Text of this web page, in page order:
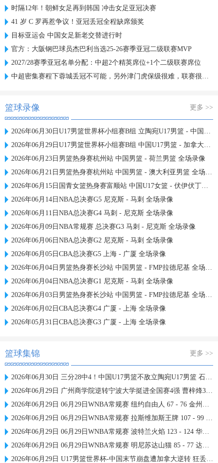
时隔12年！朝鲜女足再到韩国 冲击女足亚冠决赛
41 岁 C 罗再惹争议！亚冠丢冠全程缺席颁奖
目标亚运会 中国女足新老交替进行时
官方：大阪钢巴球员杰巴利当选25-26赛季亚冠二级联赛MVP
2027/28赛季亚冠名单分配：中超2个精英席位+1个二级联赛席位
中超密集赛程下蓉城丢冠不可能，另外津门虎保级很难，联赛很无聊
篮球录像 更多 >>
2026年06月30日U17男篮世界杯小组赛B组 立陶宛U17男篮 - 中国U17男篮 全场录像
2026年06月29日U17男篮世界杯小组赛B组 中国U17男篮 - 加拿大U17男篮 录像
2026年06月23日男篮热身赛杭州站 中国男篮 - 荷兰男篮 全场录像
2026年06月21日男篮热身赛杭州站 中国男篮 - 澳大利亚男篮 全场录像
2026年06月15日国青女篮热身赛富顺站 中国U17女篮 - 伏伊伏丁那女篮 全场录像
2026年06月14日NBA总决赛G5 尼克斯 - 马刺 全场录像
2026年06月11日NBA总决赛G4 马刺 - 尼克斯 全场录像
2026年06月09日NBA常规赛 总决赛G3 马刺 - 尼克斯 全场录像
2026年06月06日NBA总决赛G2 尼克斯 - 马刺 全场录像
2026年06月05日CBA总决赛G5 上海 - 广厦 全场录像
2026年06月04日男篮热身赛长沙站 中国男篮 - FMP拉德尼基 全场录像
2026年06月04日NBA总决赛G1 尼克斯 - 马刺 全场录像
2026年06月03日男篮热身赛长沙站 中国男篮 - FMP拉德尼基 全场录像
2026年06月02日CBA总决赛G4 广厦 - 上海 全场录像
2026年05月31日CBA总决赛G3 广厦 - 上海 全场录像
篮球集锦 更多 >>
2026年06月30日 三分28中4！中国U17男篮不敌立陶宛U17男篮 石洺豪18分
2026年06月29日 广州商学院逆转宁波大学挺进全国赛4强 曹梓烽33+8 周乾14+13
2026年06月29日 06月29日WNBA常规赛 纽约自由人 67 - 76 金州女武神 集锦
2026年06月29日 06月29日WNBA常规赛 拉斯维加斯王牌 107 - 99 芝加哥天空 集锦
2026年06月29日 06月29日WNBA常规赛 波特兰火焰 123 - 124 华盛顿神秘人 集锦
2026年06月29日 06月29日WNBA常规赛 明尼苏达山猫 85 - 77 达拉斯飞翼 集锦
2026年06月29日 U17男篮世界杯-中国末节崩盘遭加拿大逆转 狂丢40个后场篮板